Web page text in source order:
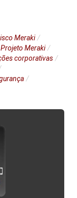
Meraki
Projeto Meraki
corporativas